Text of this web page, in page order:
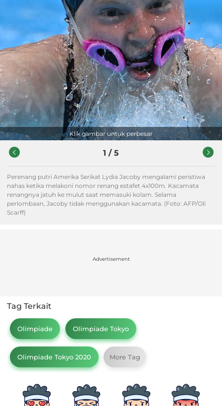
Klik gambar untuk perbesar
1 / 5
Perenang putri Amerika Serikat Lydia Jacoby mengalami peristiwa
nahas ketika melakoni nomor renang estafet 4x100m. Kacamata
renangnya jatuh ke mulut saat memasuki kolam. Selama
perlombaan, Jacoby tidak menggunakan kacamata. (Foto: AFP/Oli
Scarff)
Advertisement
Tag Terkait
Olimpiade Olimpiade Tokyo
Olimpiade Tokyo 2020 More Tag